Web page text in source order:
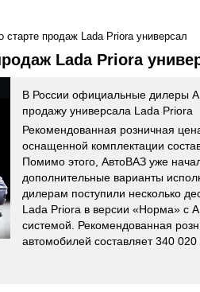
продаж Lada Priora универсал
Lada Priora
В России официальные дилеры
продажу универсала Lada Priora
Рекомендованная розничная
оснащенной комплектации
Помимо этого, АвтоВАЗ уже
дополнительные варианты
дилерам поступили несколько
Lada Priora в версии «Норма» с
системой. Рекомендованная
автомобилей составляет 340 020